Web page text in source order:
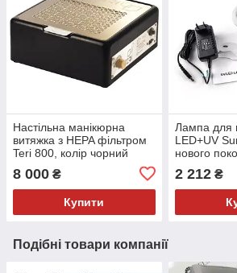
Настільна манікюрна
витяжка з HEPA фільтром
Teri 800, колір чорний
8 000 ₴
Купити
Лампа для
LED+UV
нового
(оригінал)
2 212₴
Подібні товари компанії